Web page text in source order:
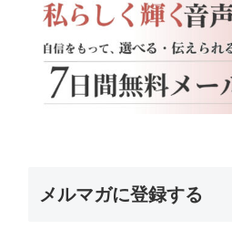
メルマガに登録する